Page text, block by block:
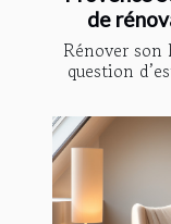
de
Rénover son
question